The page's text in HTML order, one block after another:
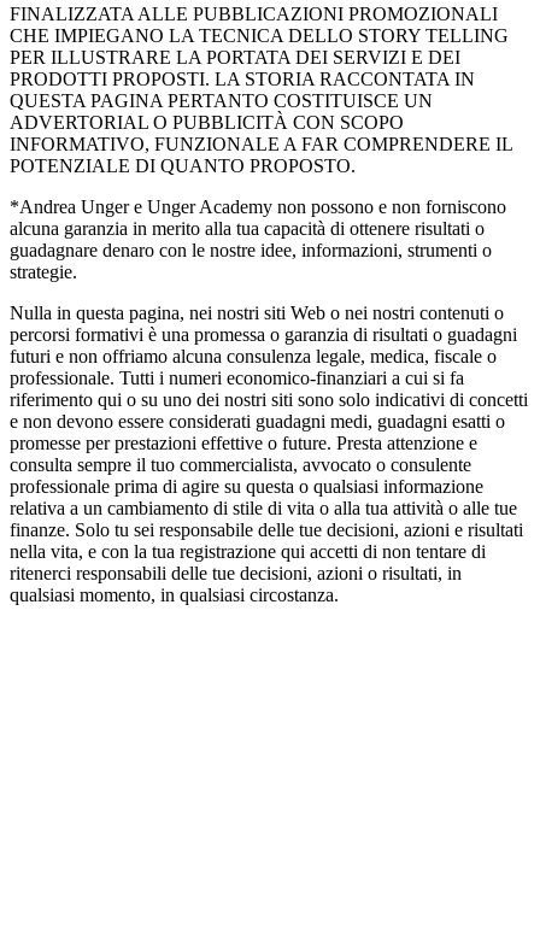
FINALIZZATA ALLE PUBBLICAZIONI PROMOZIONALI
CHE IMPIEGANO LA TECNICA DELLO STORY TELLING
PER ILLUSTRARE LA PORTATA DEI SERVIZI E DEI
PRODOTTI PROPOSTI. LA STORIA RACCONTATA IN
QUESTA PAGINA PERTANTO COSTITUISCE UN
ADVERTORIAL O PUBBLICITÀ CON SCOPO
INFORMATIVO, FUNZIONALE A FAR COMPRENDERE IL
POTENZIALE DI QUANTO PROPOSTO.
*Andrea Unger e Unger Academy non possono e non forniscono
alcuna garanzia in merito alla tua capacità di ottenere risultati o
guadagnare denaro con le nostre idee, informazioni, strumenti o
strategie.
Nulla in questa pagina, nei nostri siti Web o nei nostri contenuti o
percorsi formativi è una promessa o garanzia di risultati o guadagni
futuri e non offriamo alcuna consulenza legale, medica, fiscale o
professionale. Tutti i numeri economico-finanziari a cui si fa
riferimento qui o su uno dei nostri siti sono solo indicativi di concetti
e non devono essere considerati guadagni medi, guadagni esatti o
promesse per prestazioni effettive o future. Presta attenzione e
consulta sempre il tuo commercialista, avvocato o consulente
professionale prima di agire su questa o qualsiasi informazione
relativa a un cambiamento di stile di vita o alla tua attività o alle tue
finanze. Solo tu sei responsabile delle tue decisioni, azioni e risultati
nella vita, e con la tua registrazione qui accetti di non tentare di
ritenerci responsabili delle tue decisioni, azioni o risultati, in
qualsiasi momento, in qualsiasi circostanza.